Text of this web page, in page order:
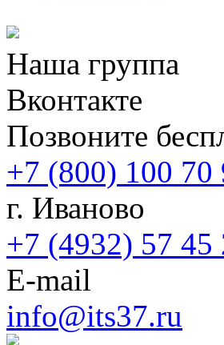
Наша группа
Вконтакте
Позвоните
+7 (800) 100 70
г. Иваново
+7 (4932) 57 45
E-mail
info@its37.ru